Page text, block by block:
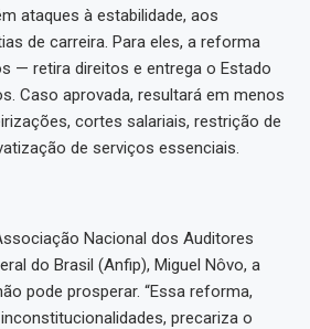
ataques à estabilidade, aos
de carreira. Para eles, a reforma
— retira direitos e entrega o Estado
Caso aprovada, resultará em menos
cortes salariais, restrição de
de serviços essenciais.
Nacional dos Auditores
do Brasil (Anfip), Miguel Nôvo, a
pode prosperar. “Essa reforma,
precariza o